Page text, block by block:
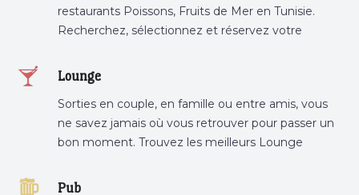
restaurants Poissons, Fruits de Mer en Tunisie.
Recherchez, sélectionnez et réservez votre
Lounge
Sorties en couple, en famille ou entre amis, vous
ne savez jamais où vous retrouver pour passer un
bon moment. Trouvez les meilleurs Lounge
Pub